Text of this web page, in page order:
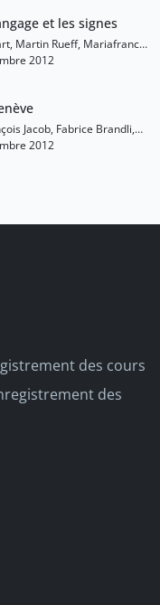
et les signes
Martin Rueff, Mariafranca
Stern2012
Jacob, Fabrice Brandli,
Silvestrini
2012
des cours
des